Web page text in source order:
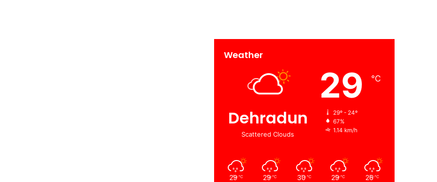
Weather
Dehradun
Scattered Clouds
29 ℃
29º - 24º
67%
1.14 km/h
29 ℃ 29 ℃ 30 ℃ 29 ℃ 26 ℃